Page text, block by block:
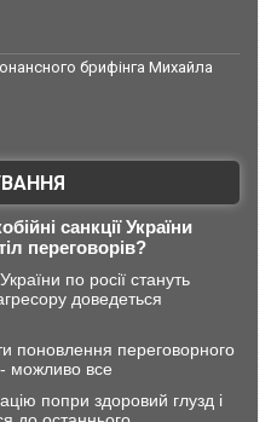
брифінга Михайла
санкції України
переговорів?
по росії стануть
доведеться
поновлення переговорного
можливо все
попри здоровий глузд і